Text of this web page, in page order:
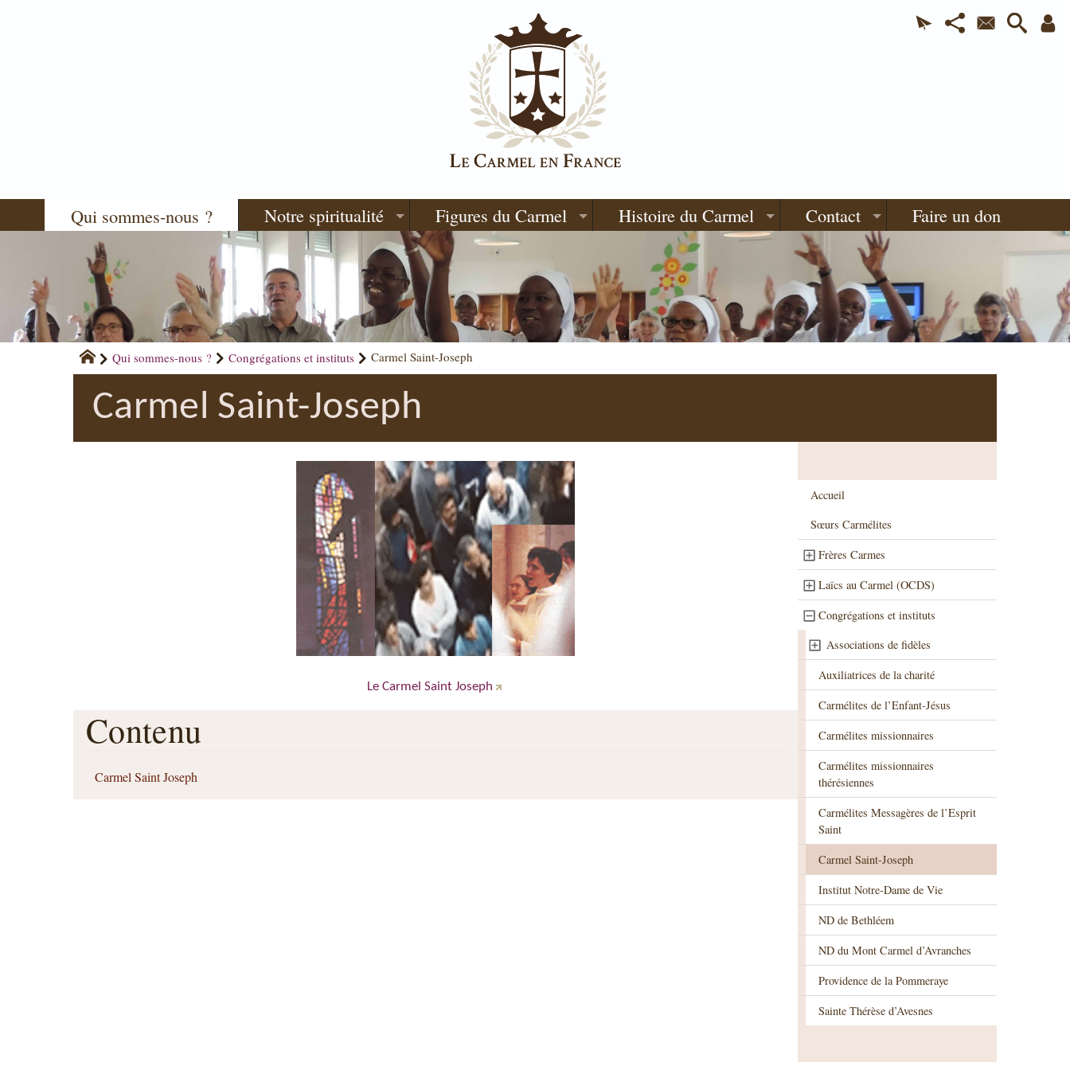
Qui sommes-nous ? Notre spiritualité Figures du Carmel Histoire du Carmel Contact Faire un don
Qui sommes-nous ? Congrégations et instituts Carmel Saint-Joseph
Carmel Saint-Joseph
Le Carmel Saint Joseph
Contenu
Carmel Saint Joseph
Accueil
Sœurs Carmélites
Frères Carmes
Laïcs au Carmel (OCDS)
Congrégations et instituts
Associations de fidèles
Auxiliatrices de la charité
Carmélites de l’Enfant-Jésus
Carmélites missionnaires
Carmélites missionnaires
thérésiennes
Carmélites Messagères de l’Esprit
Saint
Carmel Saint-Joseph
Institut Notre-Dame de Vie
ND de Bethléem
ND du Mont Carmel d’Avranches
Providence de la Pommeraye
Sainte Thérèse d’Avesnes